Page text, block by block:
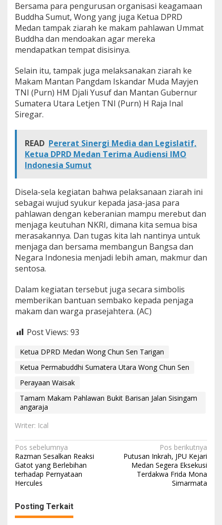
a
r
a
h
k
e
M
P
B
u
k
a
r
i
Bersama para pengurusan organisasi keagamaan
Buddha Sumut, Wong yang juga Ketua DPRD
Medan tampak ziarah ke makam pahlawan Ummat
Buddha dan mendoakan agar mereka
mendapatkan tempat disisinya.
Selain itu, tampak juga melaksanakan ziarah ke
Makam Mantan Pangdam Iskandar Muda Mayjen
TNI (Purn) HM Djali Yusuf dan Mantan Gubernur
Sumatera Utara Letjen TNI (Purn) H Raja Inal
Siregar.
READ Pererat Sinergi Media dan Legislatif,
Ketua DPRD Medan Terima Audiensi IMO
Indonesia Sumut
Disela-sela kegiatan bahwa pelaksanaan ziarah ini
sebagai wujud syukur kepada jasa-jasa para
pahlawan dengan keberanian mampu merebut dan
menjaga keutuhan NKRI, dimana kita semua bisa
merasakannya. Dan tugas kita lah nantinya untuk
menjaga dan bersama membangun Bangsa dan
Negara Indonesia menjadi lebih aman, makmur dan
sentosa.
Dalam kegiatan tersebut juga secara simbolis
memberikan bantuan sembako kepada penjaga
makam dan warga prasejahtera. (AC)
Post Views: 93
Ketua DPRD Medan Wong Chun Sen Tarigan
Ketua Permabuddhi Sumatera Utara Wong Chun Sen
Perayaan Waisak
Tamam Makam Pahlawan Bukit Barisan Jalan Sisingam
angaraja
Writer: Ical
N
a
v
g
a
Pos sebelumnya
Razman Sesalkan Reaksi
Gatot yang Berlebihan
terhadap Pernyataan
Hercules
Pos berikutnya
Putusan Inkrah, JPU Kejari
Medan Segera Eksekusi
Terdakwa Frida Mona
Simarmata
Posting Terkait